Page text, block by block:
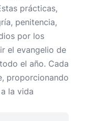
prácticas,
penitencia,
por los
el evangelio de
el año. Cada
proporcionando
la vida